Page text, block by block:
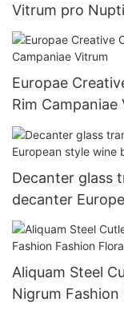
Vitrum pro
Campanie
Europae
Rim Campaniae
Decanter glass
decanter
distributor
Aliquam Steel
Nigrum Fashion